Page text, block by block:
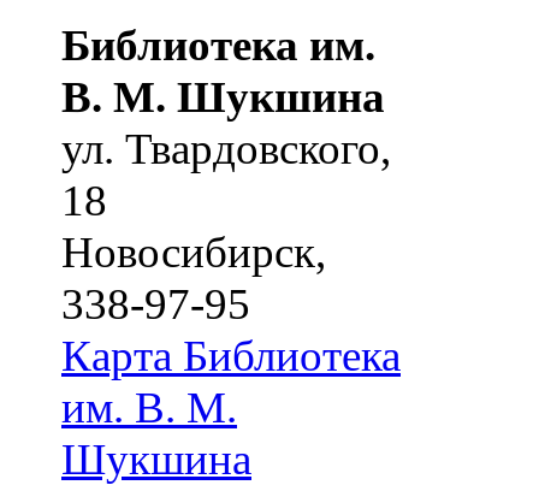
Библиотека им.
В. М. Шукшина
ул. Твардовского,
18
Новосибирск,
338-97-95
Карта Библиотека
им. В. М.
Шукшина